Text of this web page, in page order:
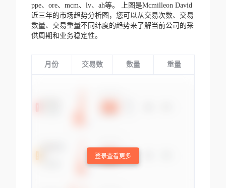
ppe、ore、mcm、lv、ah等。
上图是Mcmilleon David
近三年的市场趋势分析图，您可以从交易次数、交易
数量、交易重量不同纬度的趋势来了解当前公司的采
供周期和业务稳定性。
月份 交易数 数量 重量
登录查看更多